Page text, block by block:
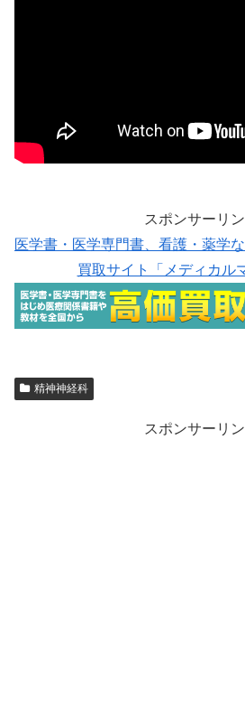
スポンサーリ
医学書・医学専門書、看護・薬学
買取サイト「メディカル
精神神経科
スポンサーリ